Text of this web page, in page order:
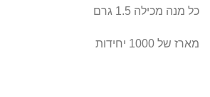
כל מנה מכילה 1.5 גרם
מארז של 1000 יחידות